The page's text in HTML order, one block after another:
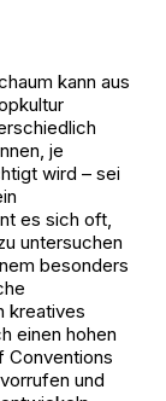
kann aus
je
wird – sei
es sich oft,
untersuchen
besonders
kreatives
einen hohen
Conventions
und